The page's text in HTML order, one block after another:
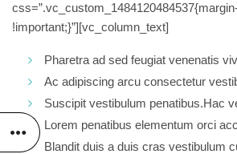
!important;}”][vc_column_text]
Pharetra ad sed feugiat venenatis
Ac adipiscing arcu consectetur
Suscipit vestibulum penatibus.Hac
Lorem penatibus elementum orci
Blandit duis a duis cras vestibulum